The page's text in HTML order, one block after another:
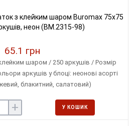
з клейким шаром Buromax 75х75
неон (BM.2315-98)
65.1 грн
шаром / 250 аркушів / Розмір
аркушів у блоці: неонові асорті
блакитний, салатовий)
+ У КОШИК